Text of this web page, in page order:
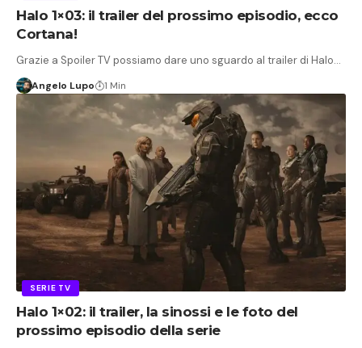
Halo 1×03: il trailer del prossimo episodio, ecco
Cortana!
Grazie a Spoiler TV possiamo dare uno sguardo al trailer di Halo…
Angelo Lupo 1 Min
SERIE TV
Halo 1×02: il trailer, la sinossi e le foto del
prossimo episodio della serie